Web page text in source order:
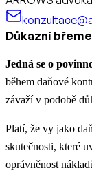
Důkazní
Jedná se o
během daňové
závaží v podobě
Platí, že vy jako
skutečnosti, které
oprávněnost